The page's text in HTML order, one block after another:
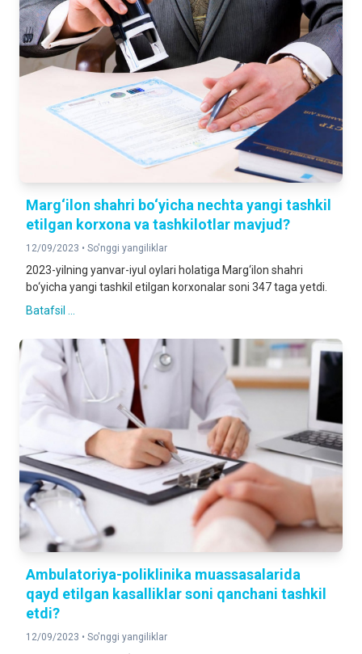
Marg‘ilon shahri bo‘yicha nechta yangi tashkil
etilgan korxona va tashkilotlar mavjud?
12/09/2023 • So'nggi yangiliklar
2023-yilning yanvar-iyul oylari holatiga Marg‘ilon shahri
bo‘yicha yangi tashkil etilgan korxonalar soni 347 taga yetdi.
Batafsil ...
Ambulatoriya-poliklinika muassasalarida
qayd etilgan kasalliklar soni qanchani tashkil
etdi?
12/09/2023 • So'nggi yangiliklar